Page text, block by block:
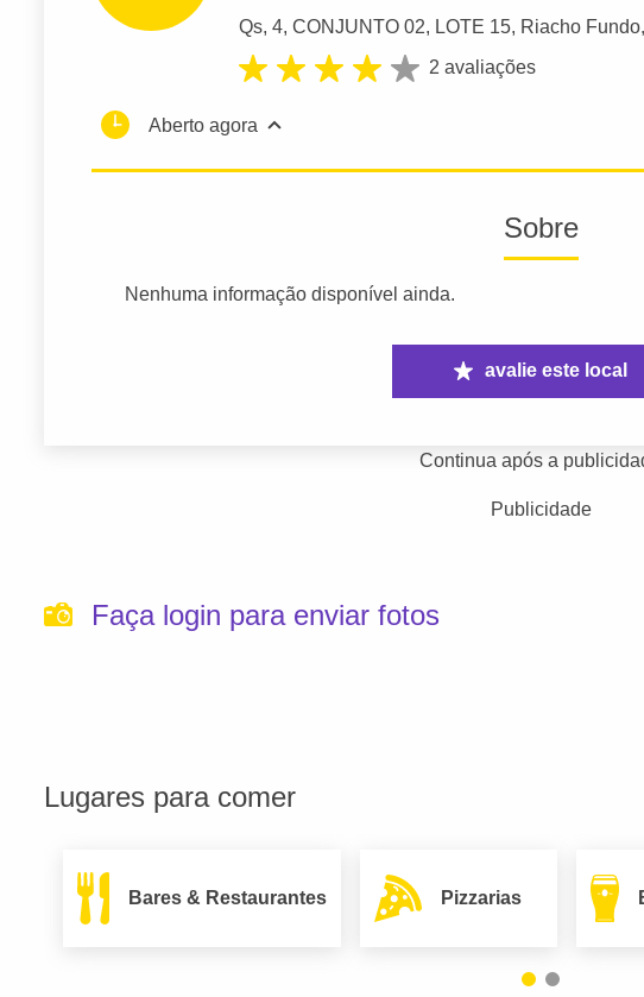
Qs, 4, CONJUNTO 02, LOTE 15, Riacho Fundo,
2 avaliações
Aberto agora
Sobre
Nenhuma informação disponível ainda.
avalie este local
Continua após a
Publicidade
Faça login para enviar fotos
Lugares para comer
Bares & Restaurantes Pizzarias